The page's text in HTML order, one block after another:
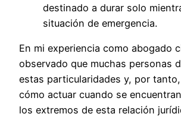
destinado a durar solo
situación de emergencia.
En mi experiencia como abogado
observado que muchas personas
estas particularidades y, por
cómo actuar cuando se
los extremos de esta relación